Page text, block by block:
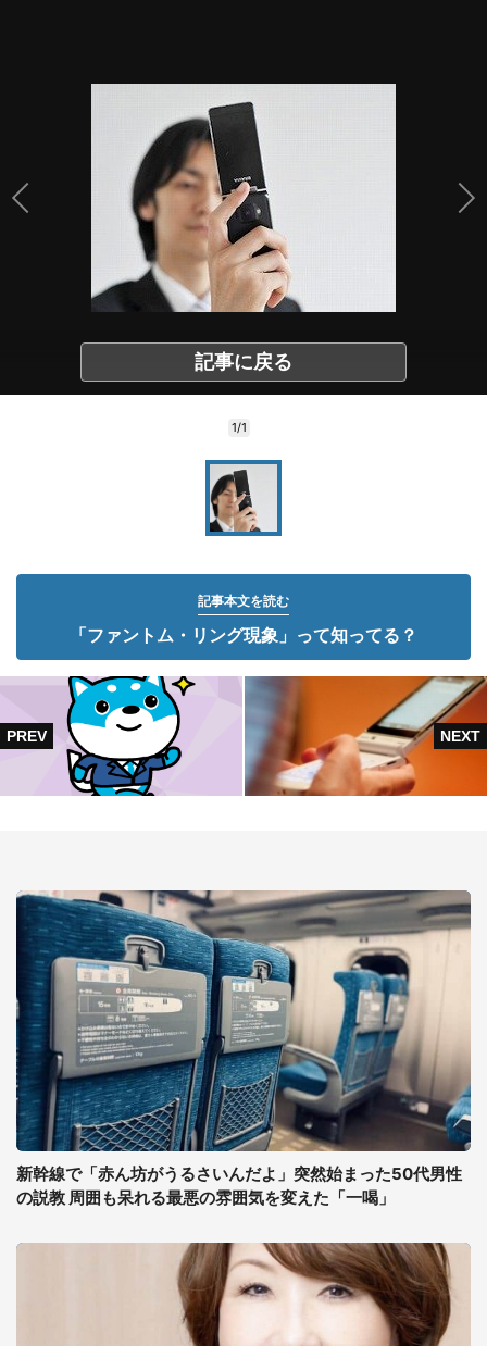
記事に戻る
1/1
記事本文を読む
「ファントム・リング現象」って知ってる？
新幹線で「赤ん坊がうるさいんだよ」突然始まった50代男性
の説教 周囲も呆れる最悪の雰囲気を変えた「一喝」